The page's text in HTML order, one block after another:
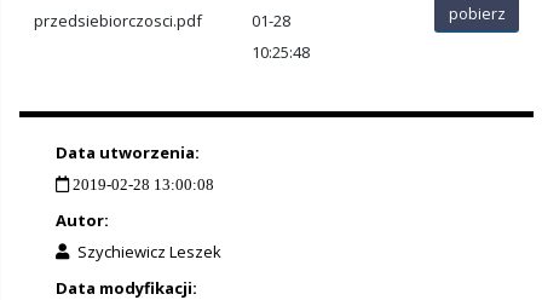
przedsiebiorczosci.pdf
01-28
10:25:48
pobierz
Data utworzenia:
2019-02-28 13:00:08
Autor:
Szychiewicz Leszek
Data modyfikacji: